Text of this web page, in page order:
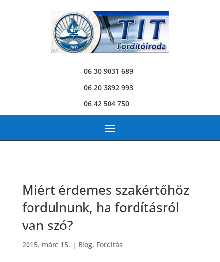
06 30 9031 689
06 20 3892 993
06 42 504 750
Miért érdemes szakértőhöz
fordulnunk, ha fordításról
van szó?
2015. márc 15. | Blog, Fordítás